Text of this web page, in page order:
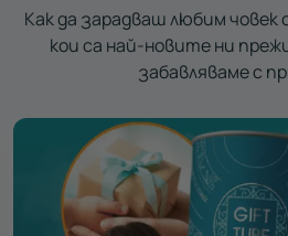
Как да зарадваш любим човек
кои са най-новите ни
забавляваме с